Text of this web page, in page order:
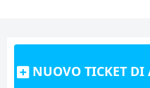
NUOVO TICKET DI